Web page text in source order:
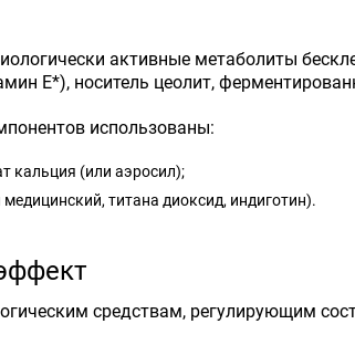
активные метаболиты
Е*), носитель цеолит,
использованы:
кальция (или аэросил);
титана диоксид, индиготин).
средствам, регулирующим